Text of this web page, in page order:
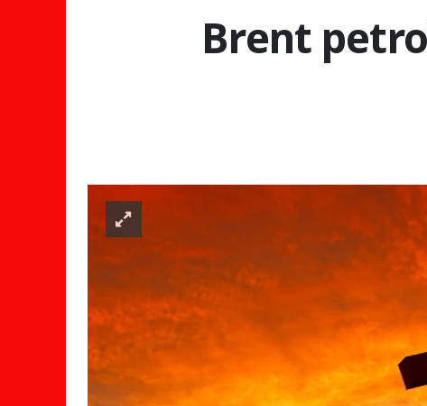
Brent